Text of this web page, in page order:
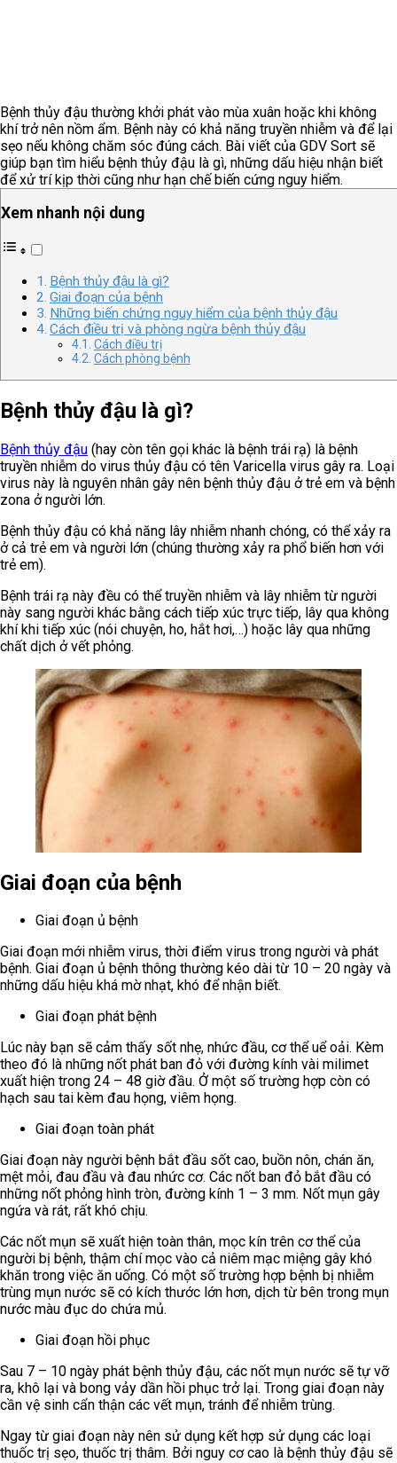
Bệnh thủy đậu thường khởi phát vào mùa xuân hoặc khi không
khí trở nên nồm ẩm. Bệnh này có khả năng truyền nhiễm và để lại
sẹo nếu không chăm sóc đúng cách. Bài viết của GDV Sort sẽ
giúp bạn tìm hiểu bệnh thủy đậu là gì, những dấu hiệu nhận biết
để xử trí kịp thời cũng như hạn chế biến cứng nguy hiểm.
Xem nhanh nội dung
Bệnh thủy đậu là gì?
Giai đoạn của bệnh
Những biến chứng nguy hiểm của bệnh thủy đậu
Cách điều trị và phòng ngừa bệnh thủy đậu
Cách điều trị
Cách phòng bệnh
Bệnh thủy đậu là gì?
Bệnh thủy đậu (hay còn tên gọi khác là bệnh trái rạ) là bệnh
truyền nhiễm do virus thủy đậu có tên Varicella virus gây ra. Loại
virus này là nguyên nhân gây nên bệnh thủy đậu ở trẻ em và bệnh
zona ở người lớn.
Bệnh thủy đậu có khả năng lây nhiễm nhanh chóng, có thể xảy ra
ở cả trẻ em và người lớn (chúng thường xảy ra phổ biến hơn với
trẻ em).
Bệnh trái rạ này đều có thể truyền nhiễm và lây nhiễm từ người
này sang người khác bằng cách tiếp xúc trực tiếp, lây qua không
khí khi tiếp xúc (nói chuyện, ho, hắt hơi,…) hoặc lây qua những
chất dịch ở vết phỏng.
Giai đoạn của bệnh
Giai đoạn ủ bệnh
Giai đoạn mới nhiễm virus, thời điểm virus trong người và phát
bệnh. Giai đoạn ủ bệnh thông thường kéo dài từ 10 – 20 ngày và
những dấu hiệu khá mờ nhạt, khó để nhận biết.
Giai đoạn phát bệnh
Lúc này bạn sẽ cảm thấy sốt nhẹ, nhức đầu, cơ thể uể oải. Kèm
theo đó là những nốt phát ban đỏ với đường kính vài milimet
xuất hiện trong 24 – 48 giờ đầu. Ở một số trường hợp còn có
hạch sau tai kèm đau họng, viêm họng.
Giai đoạn toàn phát
Giai đoạn này người bệnh bắt đầu sốt cao, buồn nôn, chán ăn,
mệt mỏi, đau đầu và đau nhức cơ. Các nốt ban đỏ bắt đầu có
những nốt phỏng hình tròn, đường kính 1 – 3 mm. Nốt mụn gây
ngứa và rát, rất khó chịu.
Các nốt mụn sẽ xuất hiện toàn thân, mọc kín trên cơ thể của
người bị bệnh, thậm chí mọc vào cả niêm mạc miệng gây khó
khăn trong việc ăn uống. Có một số trường hợp bệnh bị nhiễm
trùng mụn nước sẽ có kích thước lớn hơn, dịch từ bên trong mụn
nước màu đục do chứa mủ.
Giai đoạn hồi phục
Sau 7 – 10 ngày phát bệnh thủy đậu, các nốt mụn nước sẽ tự vỡ
ra, khô lại và bong vảy dần hồi phục trở lại. Trong giai đoạn này
cần vệ sinh cẩn thận các vết mụn, tránh để nhiễm trùng.
Ngay từ giai đoạn này nên sử dụng kết hợp sử dụng các loại
thuốc trị sẹo, thuốc trị thâm. Bởi nguy cơ cao là bệnh thủy đậu sẽ